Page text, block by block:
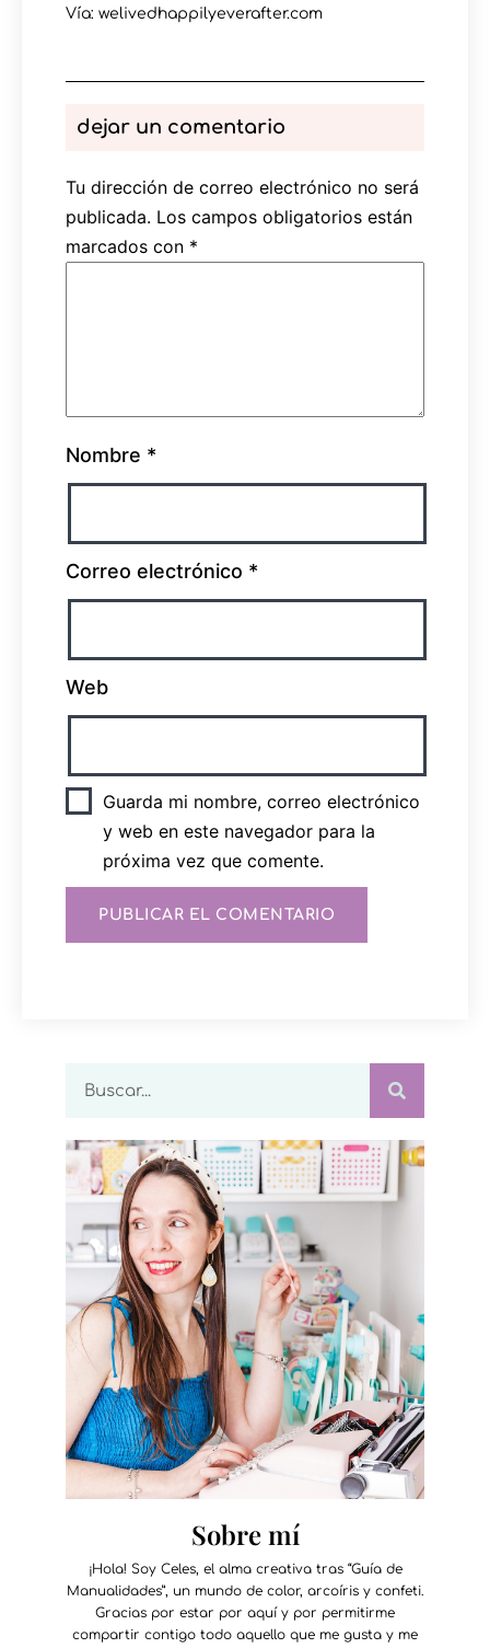
Vía: welivedhappilyeverafter.com
dejar un comentario
Tu dirección de correo electrónico no será
publicada. Los campos obligatorios están
marcados con *
Nombre *
Correo electrónico *
Web
Guarda mi nombre, correo electrónico
y web en este navegador para la
próxima vez que comente.
Sobre mí
¡Hola! Soy Celes, el alma creativa tras “Guía de
Manualidades”, un mundo de color, arcoíris y confeti.
Gracias por estar por aquí y por permitirme
compartir contigo todo aquello que me gusta y me